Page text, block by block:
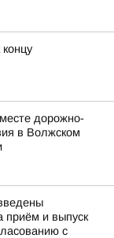
дорожно-
в Волжском
приём и выпуск
с